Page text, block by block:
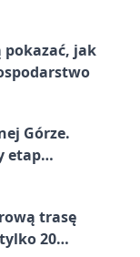
pokazać, jak
Górze.
etap
trasę
20